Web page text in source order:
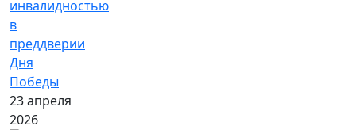
инвалидностью
в
преддверии
Дня
Победы
23 апреля
2026